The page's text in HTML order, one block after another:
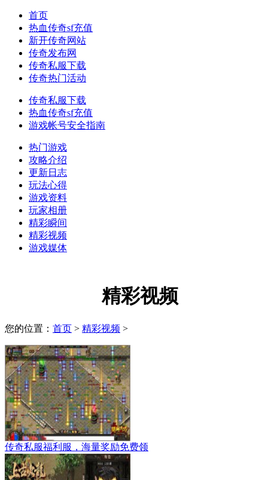
首页
热血传奇sf充值
新开传奇网站
传奇发布网
传奇私服下载
传奇热门活动
传奇私服下载
热血传奇sf充值
游戏帐号安全指南
热门游戏
攻略介绍
更新日志
玩法心得
游戏资料
玩家相册
精彩瞬间
精彩视频
游戏媒体
精彩视频
您的位置： 首页 > 精彩视频 >
传奇私服福利服，海量奖励免费领